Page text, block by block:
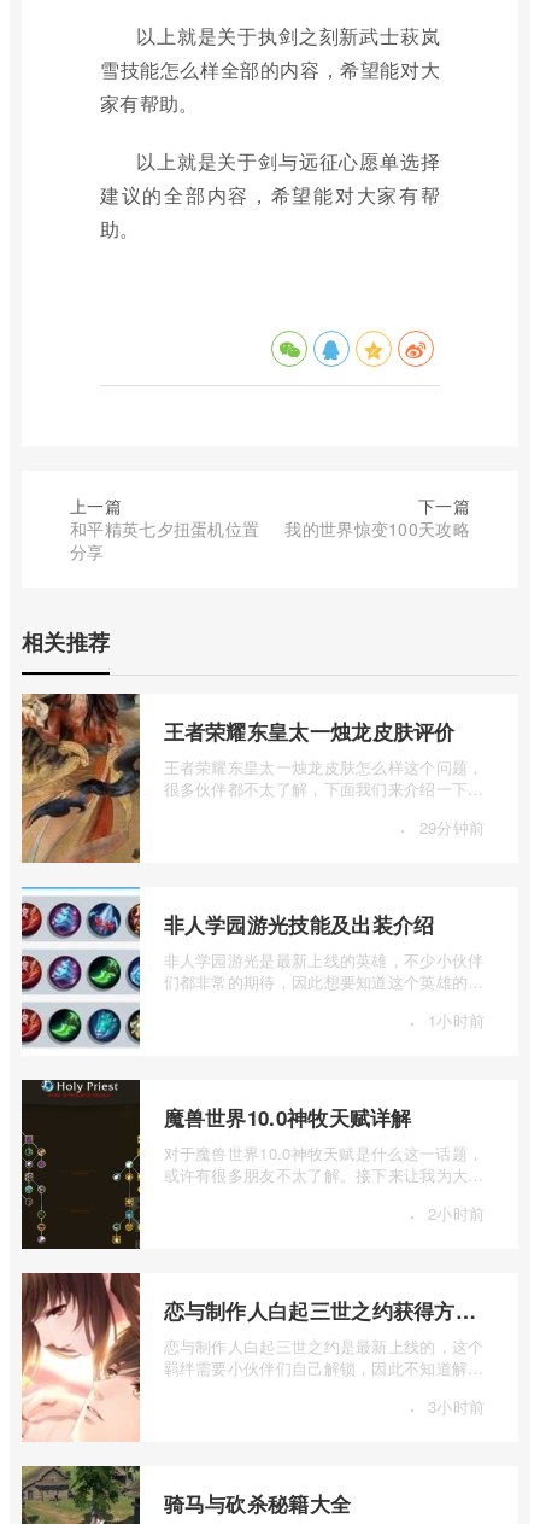
以上就是关于执剑之刻新武士萩岚
雪技能怎么样全部的内容，希望能对大
家有帮助。
以上就是关于剑与远征心愿单选择
建议的全部内容，希望能对大家有帮
助。
上一篇
和平精英七夕扭蛋机位置
分享
下一篇
我的世界惊变100天攻略
相关推荐
王者荣耀东皇太一烛龙皮肤评价
王者荣耀东皇太一烛龙皮肤怎么样这个问题，
很多伙伴都不太了解，下面我们来介绍一下王
· 29分钟前
非人学园游光技能及出装介绍
非人学园游光是最新上线的英雄，不少小伙伴
们都非常的期待，因此想要知道这个英雄的技
· 1小时前
魔兽世界10.0神牧天赋详解
对于魔兽世界10.0神牧天赋是什么这一话题，
或许有很多朋友不太了解。接下来让我为大家
· 2小时前
恋与制作人白起三世之约获得方法介绍
恋与制作人白起三世之约是最新上线的，这个
羁绊需要小伙伴们自己解锁，因此不知道解锁
· 3小时前
骑马与砍杀秘籍大全